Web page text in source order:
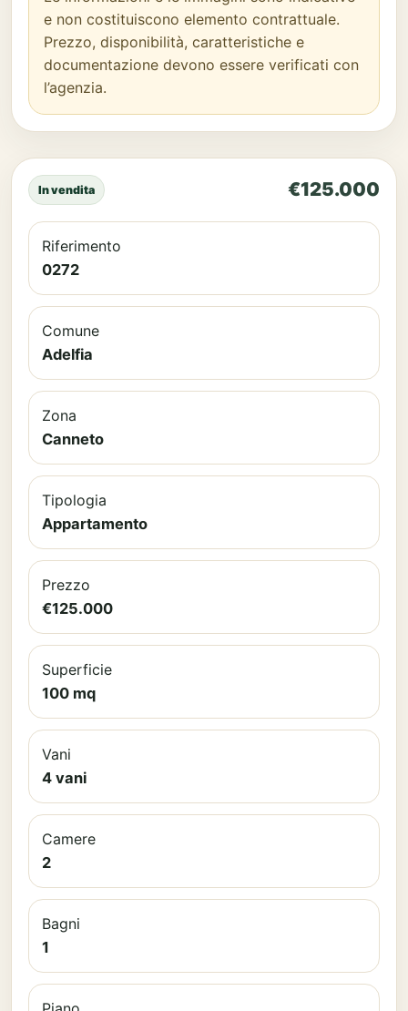
e non costituiscono elemento contrattuale.
Prezzo, disponibilità, caratteristiche e
documentazione devono essere verificati con
l’agenzia.
In vendita €125.000
Riferimento
0272
Comune
Adelfia
Zona
Canneto
Tipologia
Appartamento
Prezzo
€125.000
Superficie
100 mq
Vani
4 vani
Camere
2
Bagni
1